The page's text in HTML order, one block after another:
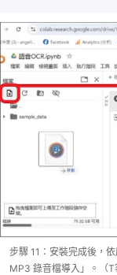
步驟 11：安裝完成後，
MP3 錄音檔導入」。（T